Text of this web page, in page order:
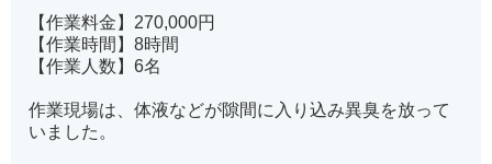
【作業料金】270,000円
【作業時間】8時間
【作業人数】6名
作業現場は、体液などが隙間に入り込み異臭を放って
いました。